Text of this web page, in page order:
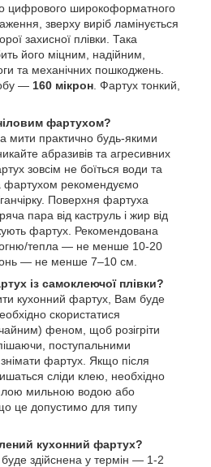
цифрового широкоформатного
зверху виріб ламінується
захисної плівки. Така
його міцним, надійним,
та механічних пошкоджень.
— 160 мікрон . Фартух тонкий,
фартухом?
мити практично будь-якими
абразивів та агресивних
зовсім не боїться води та
фартухом рекомендуємо
Поверхня фартуха
пара від каструль і жир від
фартух. Рекомендована
тепла — не менше 10-20
— не менше 7–10 см.
із самоклеючої плівки?
кухонний фартух, Вам буде
скористатися
феном, щоб розігріти
поступальними
фартух. Якщо після
сліди клею, необхідно
мильною водою або
це допустимо для типу
кухонний фартух?
здійснена у термін — 1-2